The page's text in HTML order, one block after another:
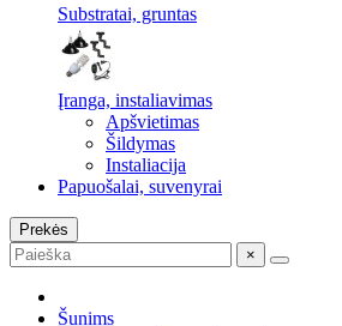
Substratai, gruntas
Įranga, instaliavimas
Apšvietimas
Šildymas
Instaliacija
Papuošalai, suvenyrai
Prekės
×
Šunims